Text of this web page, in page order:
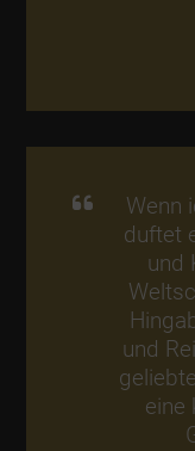
Wenn
duftet
und
und
eine